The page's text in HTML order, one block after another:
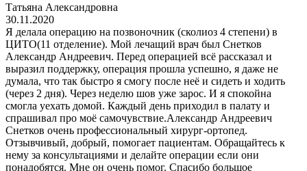
Татьяна Александровна
30.11.2020
Я делала операцию на позвоночник (сколиоз 4 степени) в
ЦИТО(11 отделение). Мой лечащий врач был Снетков
Александр Андреевич. Перед операцией всё рассказал и
выразил поддержку, операция прошла успешно, я даже не
думала, что так быстро я смогу после неё и сидеть и ходить
(через 2 дня). Через неделю шов уже зарос. И я спокойна
смогла уехать домой. Каждый день приходил в палату и
спрашивал про моё самочувствие.Александр Андреевич
Снетков очень профессиональный хирург-ортопед.
Отзывчивый, добрый, помогает пациентам. Обращайтесь к
нему за консультациями и делайте операции если они
понадобятся. Мне он очень помог. Спасибо большое